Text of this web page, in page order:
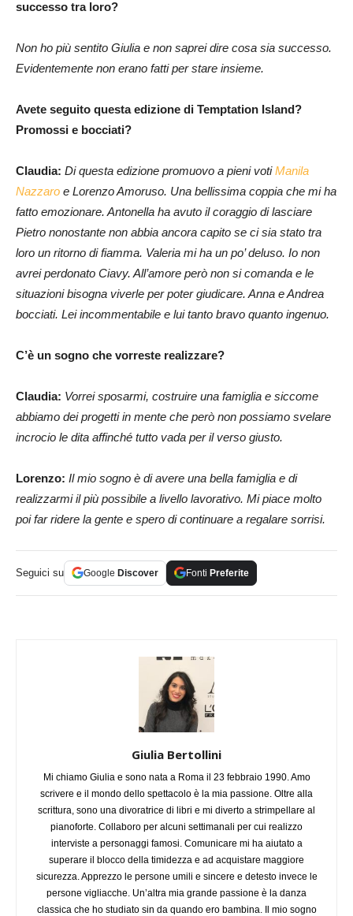
successo tra loro?
Non ho più sentito Giulia e non saprei dire cosa sia successo.
Evidentemente non erano fatti per stare insieme.
Avete seguito questa edizione di Temptation Island?
Promossi e bocciati?
Claudia: Di questa edizione promuovo a pieni votiManila
Nazzaro e Lorenzo Amoruso. Una bellissima coppia che mi ha
fatto emozionare. Antonella ha avuto il coraggio di lasciare
Pietro nonostante non abbia ancora capito se ci sia stato tra
loro un ritorno di fiamma. Valeria mi ha un po’ deluso. Io non
avrei perdonato Ciavy. All’amore però non si comanda e le
situazioni bisogna viverle per poter giudicare. Anna e Andrea
bocciati. Lei incommentabile e lui tanto bravo quanto ingenuo.
C’è un sogno che vorreste realizzare?
Claudia: Vorrei sposarmi, costruire una famiglia e siccome
abbiamo dei progetti in mente che però non possiamo svelare
incrocio le dita affinché tutto vada per il verso giusto.
Lorenzo: Il mio sogno è di avere una bella famiglia e di
realizzarmi il più possibile a livello lavorativo. Mi piace molto
poi far ridere la gente e spero di continuare a regalare sorrisi.
Seguici su Google Discover Fonti Preferite
Giulia Bertollini
Mi chiamo Giulia e sono nata a Roma il 23 febbraio 1990. Amo
scrivere e il mondo dello spettacolo è la mia passione. Oltre alla
scrittura, sono una divoratrice di libri e mi diverto a strimpellare al
pianoforte. Collaboro per alcuni settimanali per cui realizzo
interviste a personaggi famosi. Comunicare mi ha aiutato a
superare il blocco della timidezza e ad acquistare maggiore
sicurezza. Apprezzo le persone umili e sincere e detesto invece le
persone vigliacche. Un’altra mia grande passione è la danza
classica che ho studiato sin da quando ero bambina. Il mio sogno